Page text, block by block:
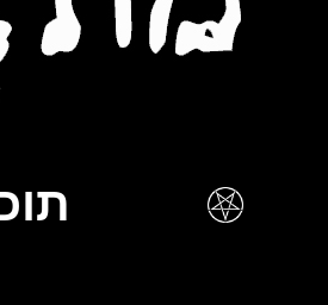
תוכנית